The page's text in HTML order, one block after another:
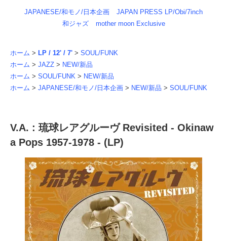
JAPANESE/和モノ/日本企画
JAPAN PRESS LP/Obi/7inch
和ジャズ
mother moon Exclusive
ホーム > LP / 12' / 7' > SOUL/FUNK
ホーム > JAZZ > NEW/新品
ホーム > SOUL/FUNK > NEW/新品
ホーム > JAPANESE/和モノ/日本企画 > NEW/新品 > SOUL/FUNK
V.A. : 琉球レアグルーヴ Revisited - Okinaw
a Pops 1957-1978 - (LP)